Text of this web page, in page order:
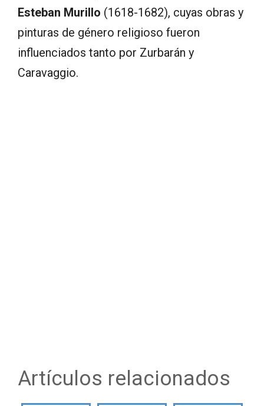
Esteban Murillo (1618-1682), cuyas obras y
pinturas de género religioso fueron
influenciados tanto por Zurbarán y
Caravaggio.
Artículos relacionados